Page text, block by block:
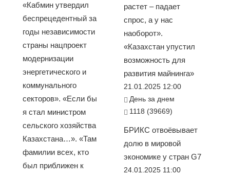
«Кабмин утвердил
беспрецедентный за
годы независимости
страны нацпроект
модернизации
энергетического и
коммунального
секторов». «Если бы
я стал министром
сельского хозяйства
Казахстана…». «Там
фамилии всех, кто
был приближен к
растет – падает
спрос, а у нас
наоборот».
«Казахстан упустил
возможность для
развития майнинга»
21.01.2025 12:00
День за днем
1118 (39669)
БРИКС отвоёвывает
долю в мировой
экономике у стран G7
24.01.2025 11:00